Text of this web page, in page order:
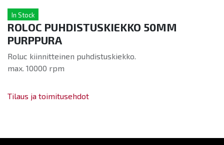
In Stock
ROLOC PUHDISTUSKIEKKO 50MM
PURPPURA
Roluc kiinnitteinen puhdistuskiekko.
max. 10000 rpm
Tilaus ja toimitusehdot